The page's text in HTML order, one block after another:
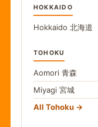
HOKKAIDO
Hokkaido 北海道
TOHOKU
Aomori 青森
Miyagi 宮城
All Tohoku